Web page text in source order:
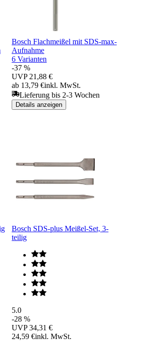
Bosch Flachmeißel mit SDS-max-
Aufnahme
6 Varianten
-37 %
UVP 21,88 €
ab 13,79 €inkl. MwSt.
Lieferung bis 2-3 Wochen
Details anzeigen
Bosch SDS-plus Meißel-Set, 3-
teilig
5.0
-28 %
UVP 34,31 €
24,59 €inkl. MwSt.